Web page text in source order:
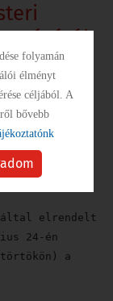
által elrendelt
24-én
a
folyamán
élményt
céljából. A
bővebb